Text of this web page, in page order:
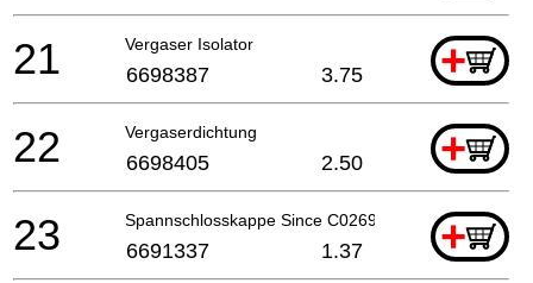
Vergaser Isolator +
21 6698387 3.75
Vergaserdichtung +
22 6698405 2.50
Spannschlosskappe Since C026901 +
23 6691337 1.37